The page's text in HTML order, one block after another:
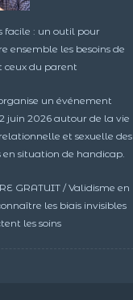
facile : un outil pour
ensemble les besoins de
ceux du parent
un événement
juin 2026 autour de la vie
et sexuelle des
en situation de handicap.
GRATUIT / Validisme en
les biais invisibles
les soins